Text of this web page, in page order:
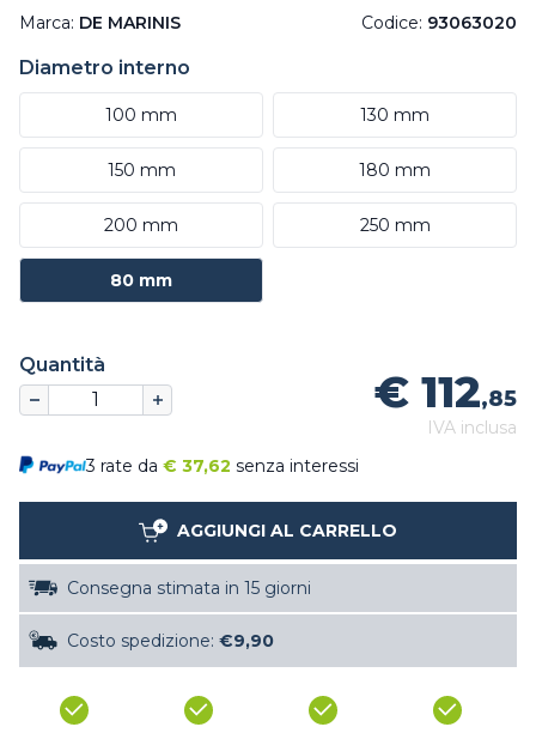
Marca: DE MARINIS Codice: 93063020
Diametro interno
100 mm 130 mm
150 mm 180 mm
200 mm 250 mm
80 mm
Quantità
€ 112,85
IVA inclusa
3 rate da € 37,62 senza interessi
AGGIUNGI AL CARRELLO
Consegna stimata in 15 giorni
Costo spedizione: €9,90